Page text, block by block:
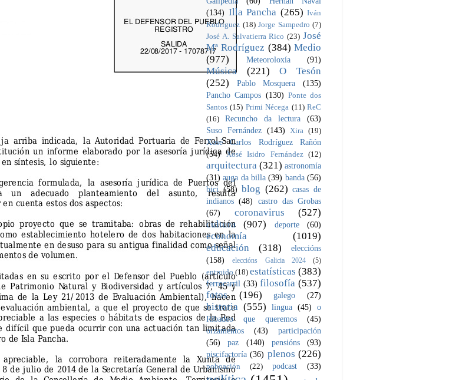
(134) Illa Pancha (265) Iván
Rodríguez (18) Jorge Sampedro (7)
José A. Salvatierra Rico (23) José
Mª Rodríguez (384) Medio
(977)
Meteoroloxía (91)
Música (221)
O Tesón
(252)
Pablo Mosquera
(135)
Pancho Campos (130) Ponte dos
Santos (15) Primi Nécega (11) ReC
(16)
Recuncho da lectura
(63)
Suso Fernández (143) Xira (19)
Xosé Carlos Rodríguez Rañón
(54)
Xosé Isidro Fernández (12)
arquitectura (321) astronomía
(31) auga da billa (39) banda (56)
bici (58) blog (262) casas de
indianos (48)
castro das Grobas
(67)
coronavirus
(527)
cultura
(907) deporte (60)
economía
(1019)
educación
(318)
eleccións
(158)
eleccións Galicia 2024 (5)
entroido (18) estatísticas (383)
ferrocarril (33) filosofía (537)
fotos
(196) galego (27)
historia (555) lingua (45)
o
Ribadeo que queremos
(45)
orzamentos
(43)
participación
(56)
paz (140) pensións
(93)
piscifactoría (36) plenos (226)
poboación (22) podcast (33)